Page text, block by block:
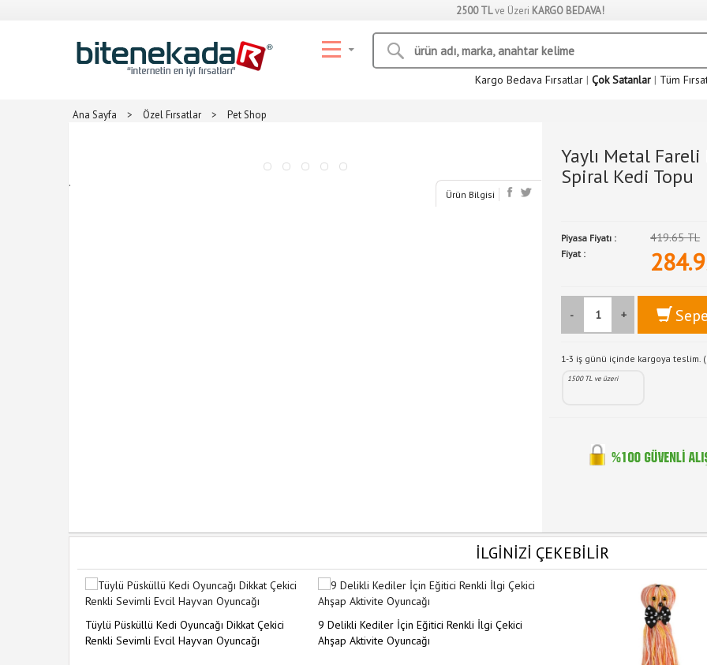
2500 TLve Üzeri KARGO BEDAVA!
Kargo Bedava Fırsatlar | Çok Satanlar | Tüm
Ana Sayfa > Özel Fırsatlar > Pet Shop
.
Ürün Bilgisi
Yaylı Metal Fareli
Spiral Kedi Topu
Piyasa Fiyatı : 419.65 TL
Fiyat :
- +
1-3 iş günü içinde kargoya teslim.
1500 TL ve üzeri
İLGİNİZİ ÇEKEBİLİR
Tüylü Püsküllü Kedi Oyuncağı Dikkat Çekici
Renkli Sevimli Evcil Hayvan Oyuncağı
9 Delikli Kediler İçin Eğitici Renkli İlgi Çekici
Ahşap Aktivite Oyuncağı